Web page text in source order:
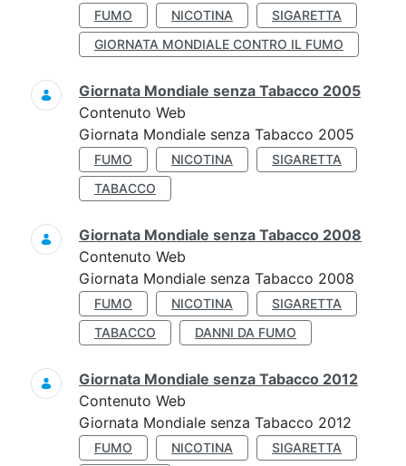
FUMO NICOTINA
SIGARETTA
GIORNATA MONDIALE CONTRO IL FUMO
Giornata Mondiale senza Tabacco 2005
Contenuto Web
Giornata Mondiale senza Tabacco 2005
FUMO NICOTINA
SIGARETTA
TABACCO
Giornata Mondiale senza Tabacco 2008
Contenuto Web
Giornata Mondiale senza Tabacco 2008
FUMO NICOTINA
SIGARETTA
TABACCO
DANNI DA FUMO
Giornata Mondiale senza Tabacco 2012
Contenuto Web
Giornata Mondiale senza Tabacco 2012
FUMO NICOTINA SIGARETTA